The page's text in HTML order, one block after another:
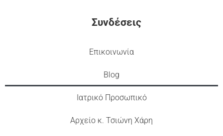
Συνδέσεις
Επικοινωνία
Blog
Ιατρικό Προσωπικό
Αρχείο κ. Τσιώνη Χάρη